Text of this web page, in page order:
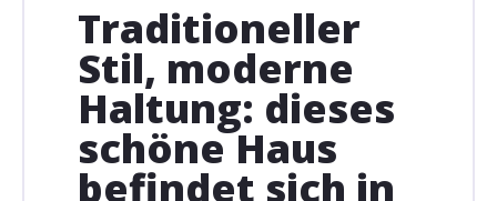
Traditioneller
Stil, moderne
Haltung: dieses
schöne Haus
befindet sich in